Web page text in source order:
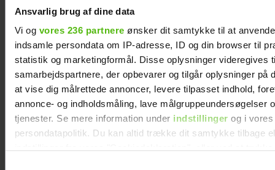
Ansvarlig brug af dine data
Vi og vores 236 partnere ønsker dit samtykke til at
indsamle persondata om IP-adresse, ID og din browser til
statistik og marketingformål. Disse oplysninger videregives
samarbejdspartnere, der opbevarer og tilgår oplysninger på
at vise dig målrettede annoncer, levere tilpasset indhold,
annonce- og indholdsmåling, lave målgruppeundersøgelser
tjenester. Se mere information under indstillinger og i vores
persondatapolitik. Du kan altid trække dit samtykke tilbage
Guldknap-prisen 2026: Her